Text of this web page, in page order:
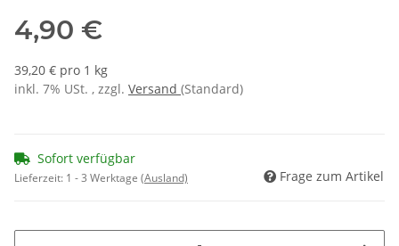
4,90 €
39,20 € pro 1 kg
inkl. 7% USt. , zzgl. Versand (Standard)
Sofort verfügbar
Lieferzeit: 1 - 3 Werktage (Ausland) Frage zum Artikel